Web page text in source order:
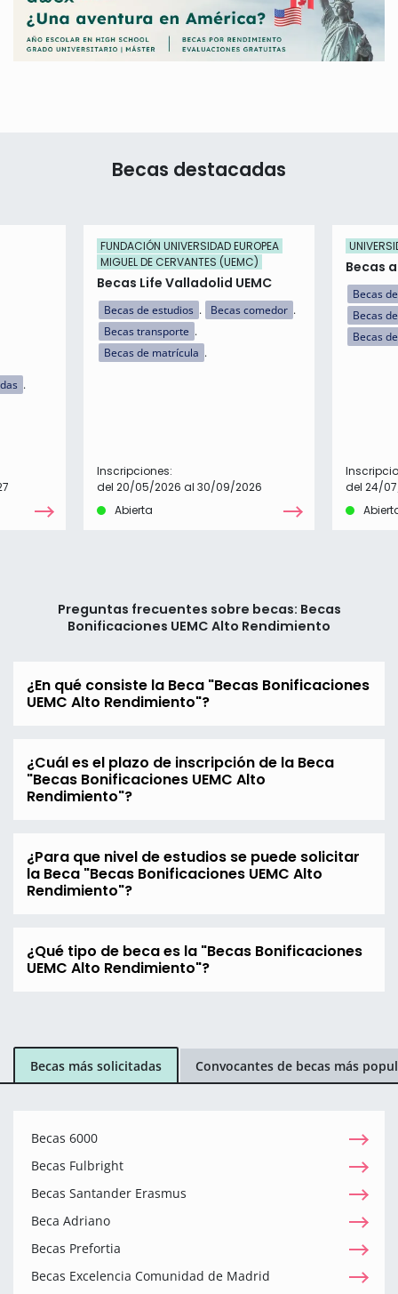
Becas destacadas
FUNDACIÓN UNIVERSIDAD EUROPEA
MIGUEL DE CERVANTES (UEMC)
Becas Life Valladolid UEMC
Becas de estudios
Becas comedor
Becas transporte
Becas de matrícula
Inscripciones:
del 20/05/2026 al 30/09/2026
Abierta
Becas
Becas
Becas
Becas
del 24/
Preguntas frecuentes sobre becas: Becas
Bonificaciones UEMC Alto Rendimiento
¿En qué consiste la Beca "Becas Bonificaciones
UEMC Alto Rendimiento"?
¿Cuál es el plazo de inscripción de la Beca
"Becas Bonificaciones UEMC Alto
Rendimiento"?
¿Para que nivel de estudios se puede solicitar
la Beca "Becas Bonificaciones UEMC Alto
Rendimiento"?
¿Qué tipo de beca es la "Becas Bonificaciones
UEMC Alto Rendimiento"?
Becas más solicitadas Convocantes de becas más
Becas 6000
Becas Fulbright
Becas Santander Erasmus
Beca Adriano
Becas Prefortia
Becas Excelencia Comunidad de Madrid